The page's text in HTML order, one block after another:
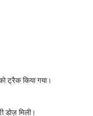
ट्रैक किया गया।
मिली।